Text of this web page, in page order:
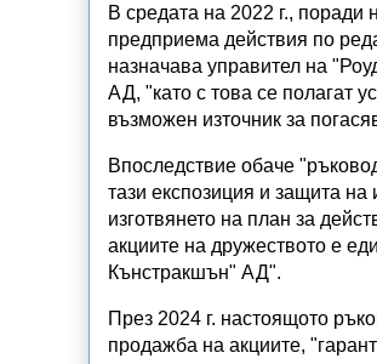
В средата на 2022 г.,
предприема действия по
назначава управител на
АД, "като с това се полагат
възможен източник за
Впоследствие обаче
тази експозиция и защита на
изготвянето на план за
акциите на дружеството е
Кънстракшън" АД".
През 2024 г. настоящото
продажба на акциите,